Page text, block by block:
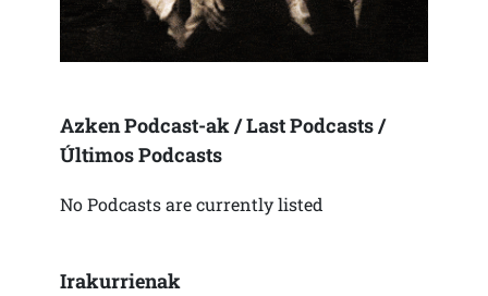
Azken Podcast-ak / Last Podcasts /
Últimos Podcasts
No Podcasts are currently listed
Irakurrienak